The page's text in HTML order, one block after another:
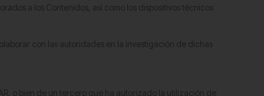
a los Contenidos, así como los dispositivos técnicos
con las autoridades en la investigación de dichas
o bien de un tercero que ha autorizado la utilización de